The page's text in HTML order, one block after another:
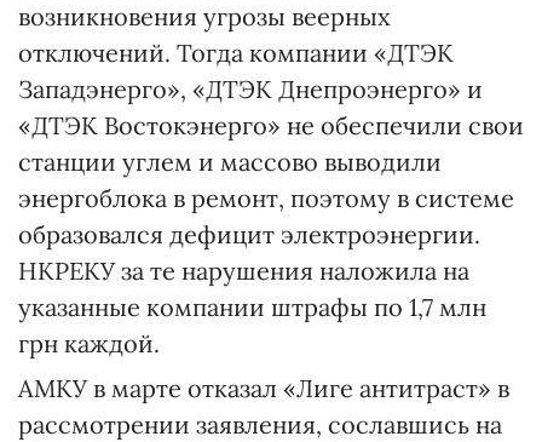
возникновения угрозы веерных
отключений. Тогда компании «ДТЭК
Западэнерго», «ДТЭК Днепроэнерго» и
«ДТЭК Востокэнерго» не обеспечили свои
станции углем и массово выводили
энергоблока в ремонт, поэтому в системе
образовался дефицит электроэнергии.
НКРЕКУ за те нарушения наложила на
указанные компании штрафы по 1,7 млн
грн каждой.
АМКУ в марте отказал «Лиге антитраст» в
рассмотрении заявления, сославшись на